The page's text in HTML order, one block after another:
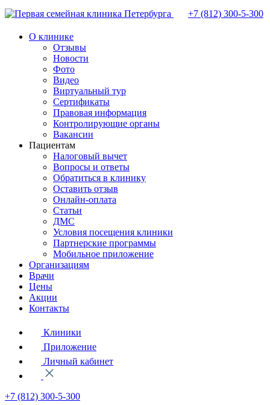
+7 (812) 300-5-300
О клинике
Отзывы
Новости
Фото
Видео
Виртуальный тур
Сертификаты
Правовая информация
Контролирующие органы
Вакансии
Пациентам
Налоговый вычет
Вопросы и ответы
Обратиться в клинику
Оставить отзыв
Онлайн-оплата
Статьи
ДМС
Условия посещения клиники
Партнерские программы
Мобильное приложение
Организациям
Врачи
Цены
Акции
Контакты
Клиники
Приложение
Личный кабинет
+7 (812) 300-5-300